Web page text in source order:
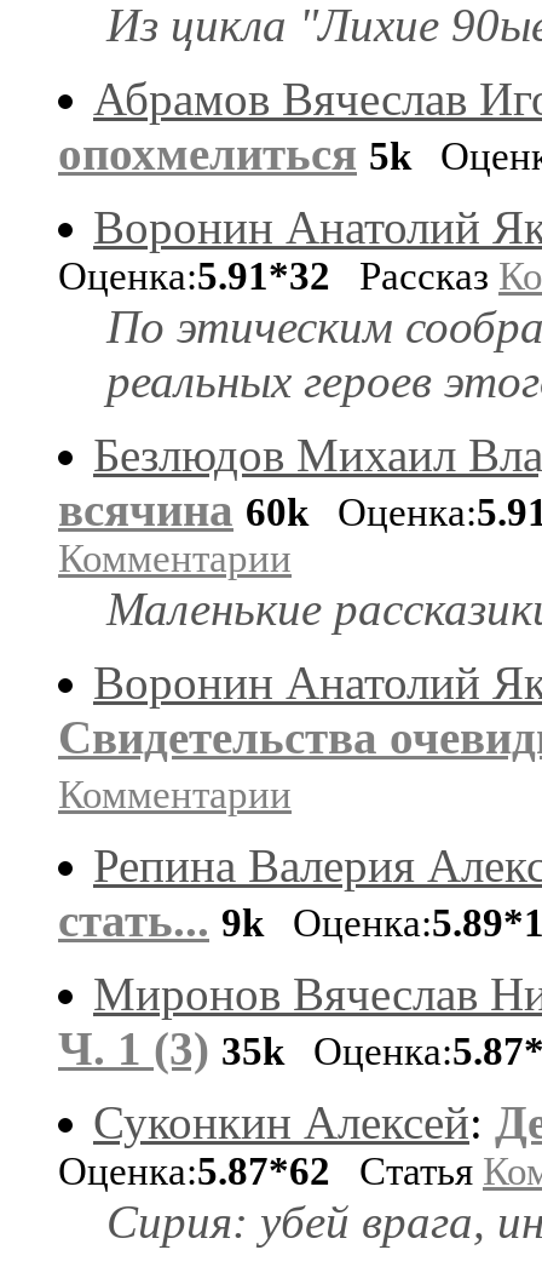
Из цикла "Лихие
Абрамов Вячеслав
опохмелиться 5k
Воронин Анатолий
Оценка:5.91*32 Рассказ
По этическим
реальных героев
Безлюдов Михаил
всячина 60k Оценка:
Комментарии
Маленькие
Воронин Анатолий
Свидетельства
Комментарии
Репина Валерия
стать... 9k Оценка:
Миронов Вячеслав
Ч. 1 (3) 35k Оценка:
Суконкин Алексей:
Оценка:5.87*62 Статья
Сирия: убей врага,